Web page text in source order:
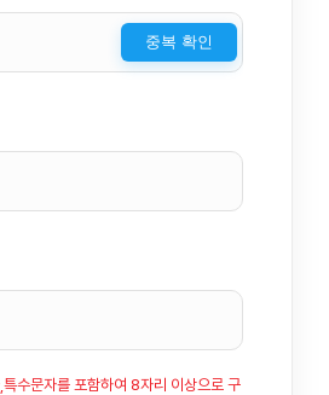
중복 확인
수문자를 포함하여 8자리 이상으로 구